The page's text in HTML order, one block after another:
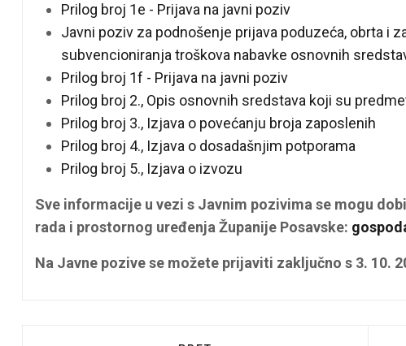
Prilog broj 1e - Prijava na javni poziv
Javni poziv za podnošenje prijava poduzeća, obrta i
subvencioniranja troškova nabavke osnovnih
Prilog broj 1f - Prijava na javni poziv
Prilog broj 2., Opis osnovnih sredstava koji su
Prilog broj 3., Izjava o povećanju broja zaposlenih
Prilog broj 4., Izjava o dosadašnjim potporama
Prilog broj 5., Izjava o izvozu
Sve informacije u vezi s Javnim pozivima se mogu
rada i prostornog uređenja Županije Posavske:
Na Javne pozive se možete prijaviti zaključno s 3. 10.